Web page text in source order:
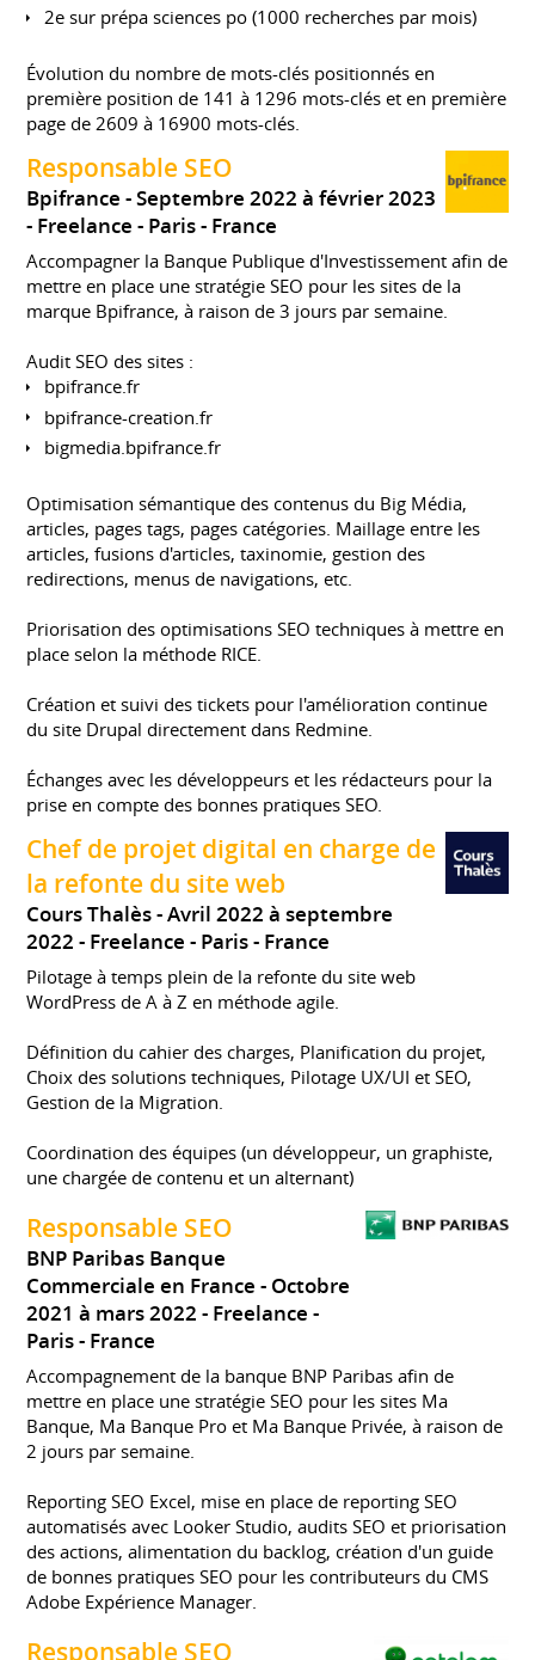
2e sur prépa sciences po (1000 recherches par mois)
Évolution du nombre de mots-clés positionnés en
première position de 141 à 1296 mots-clés et en première
page de 2609 à 16900 mots-clés.
Responsable SEO
Bpifrance
Septembre 2022 à février 2023
Freelance
Paris France
Accompagner la Banque Publique d'Investissement afin de
mettre en place une stratégie SEO pour les sites de la
marque Bpifrance, à raison de 3 jours par semaine.
Audit SEO des sites :
bpifrance.fr
bpifrance-creation.fr
bigmedia.bpifrance.fr
Optimisation sémantique des contenus du Big Média,
articles, pages tags, pages catégories. Maillage entre les
articles, fusions d'articles, taxinomie, gestion des
redirections, menus de navigations, etc.
Priorisation des optimisations SEO techniques à mettre en
place selon la méthode RICE.
Création et suivi des tickets pour l'amélioration continue
du site Drupal directement dans Redmine.
Échanges avec les développeurs et les rédacteurs pour la
prise en compte des bonnes pratiques SEO.
Chef de projet digital en charge de
la refonte du site web
Cours Thalès
Avril 2022 à septembre
2022 Freelance Paris France
Pilotage à temps plein de la refonte du site web
WordPress de A à Z en méthode agile.
Définition du cahier des charges, Planification du projet,
Choix des solutions techniques, Pilotage UX/UI et SEO,
Gestion de la Migration.
Coordination des équipes (un développeur, un graphiste,
une chargée de contenu et un alternant)
Responsable SEO
BNP Paribas Banque
Commerciale en France
Octobre
2021 à mars 2022 Freelance
Paris
France
Accompagnement de la banque BNP Paribas afin de
mettre en place une stratégie SEO pour les sites Ma
Banque, Ma Banque Pro et Ma Banque Privée, à raison de
2 jours par semaine.
Reporting SEO Excel, mise en place de reporting SEO
automatisés avec Looker Studio, audits SEO et priorisation
des actions, alimentation du backlog, création d'un guide
de bonnes pratiques SEO pour les contributeurs du CMS
Adobe Expérience Manager.
Responsable SEO